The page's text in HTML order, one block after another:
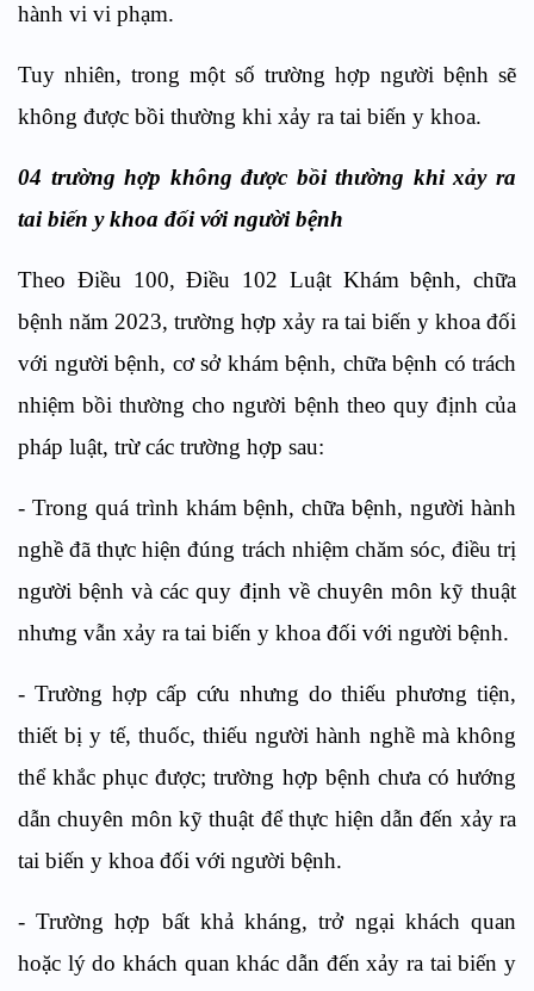
hành vi vi phạm.
Tuy nhiên, trong một số trường hợp người bệnh sẽ
không được bồi thường khi xảy ra tai biến y khoa.
04 trường hợp không được bồi thường khi xảy ra
tai biến y khoa đối với người bệnh
Theo Điều 100, Điều 102 Luật Khám bệnh, chữa
bệnh năm 2023, trường hợp xảy ra tai biến y khoa đối
với người bệnh, cơ sở khám bệnh, chữa bệnh có trách
nhiệm bồi thường cho người bệnh theo quy định của
pháp luật, trừ các trường hợp sau:
- Trong quá trình khám bệnh, chữa bệnh, người hành
nghề đã thực hiện đúng trách nhiệm chăm sóc, điều trị
người bệnh và các quy định về chuyên môn kỹ thuật
nhưng vẫn xảy ra tai biến y khoa đối với người bệnh.
- Trường hợp cấp cứu nhưng do thiếu phương tiện,
thiết bị y tế, thuốc, thiếu người hành nghề mà không
thể khắc phục được; trường hợp bệnh chưa có hướng
dẫn chuyên môn kỹ thuật để thực hiện dẫn đến xảy ra
tai biến y khoa đối với người bệnh.
- Trường hợp bất khả kháng, trở ngại khách quan
hoặc lý do khách quan khác dẫn đến xảy ra tai biến y